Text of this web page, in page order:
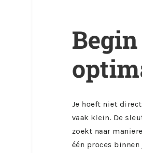
Je hoeft niet
vaak klein. De
zoekt naar
één proces